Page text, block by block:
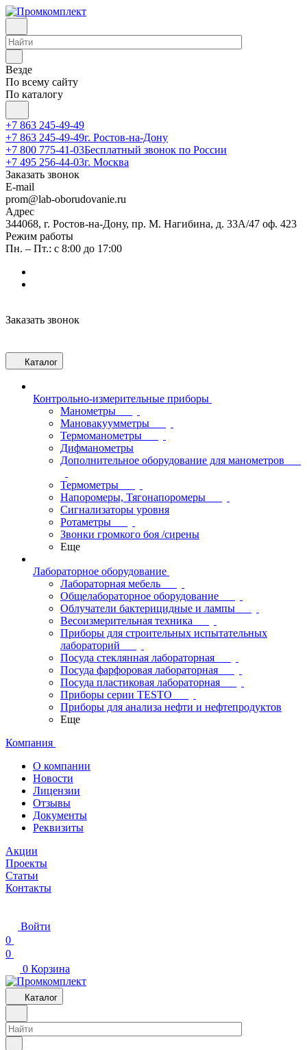
Везде
По всему сайту
По каталогу
+7 863 245-49-49
+7 863 245-49-49г. Ростов-на-Дону
+7 800 775-41-03Бесплатный звонок по России
+7 495 256-44-03г. Москва
Заказать звонок
E-mail
prom@lab-oborudovanie.ru
Адрес
344068, г. Ростов-на-Дону, пр. М. Нагибина, д. 33А/47 оф. 423
Режим работы
Пн. – Пт.: с 8:00 до 17:00
Заказать звонок
Каталог
Контрольно-измерительные приборы
Манометры
Мановакуумметры
Термоманометры
Дифманометры
Дополнительное оборудование для манометров
Термометры
Напоромеры, Тягонапоромеры
Сигнализаторы уровня
Ротаметры
Звонки громкого боя /сирены
Еще
Лабораторное оборудование
Лабораторная мебель
Общелабораторное оборудование
Облучатели бактерицидные и лампы
Весоизмерительная техника
Приборы для строительных испытательных
лабораторий
Посуда стеклянная лабораторная
Посуда фарфоровая лабораторная
Посуда пластиковая лабораторная
Приборы серии TESTO
Приборы для анализа нефти и нефтепродуктов
Еще
Компания
О компании
Новости
Лицензии
Отзывы
Документы
Реквизиты
Акции
Проекты
Статьи
Контакты
Войти
0
0
0 Корзина
Каталог